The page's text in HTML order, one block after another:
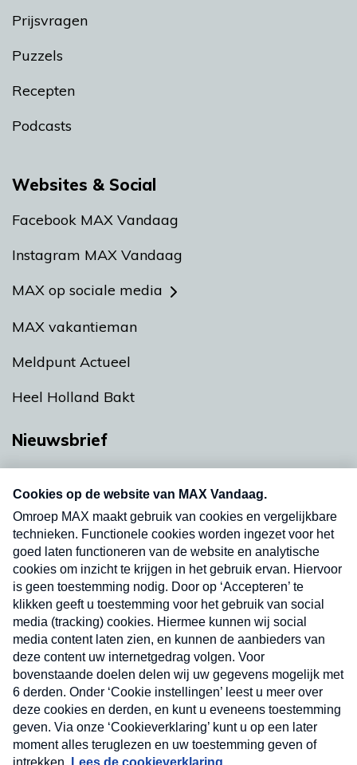
Prijsvragen
Puzzels
Recepten
Podcasts
Websites & Social
Facebook MAX Vandaag
Instagram MAX Vandaag
MAX op sociale media
MAX vakantieman
Meldpunt Actueel
Heel Holland Bakt
Nieuwsbrief
Neem hier een gratis abonnement op onze
nieuwsbrief. Elke vrijdag- en dinsdagochtend in
uw mailbox.
Verzend
Nieuwsbrief
Neem hier een gratis abonnement op onze
nieuwsbrief. Elke vrijdag- en dinsdagochtend in uw